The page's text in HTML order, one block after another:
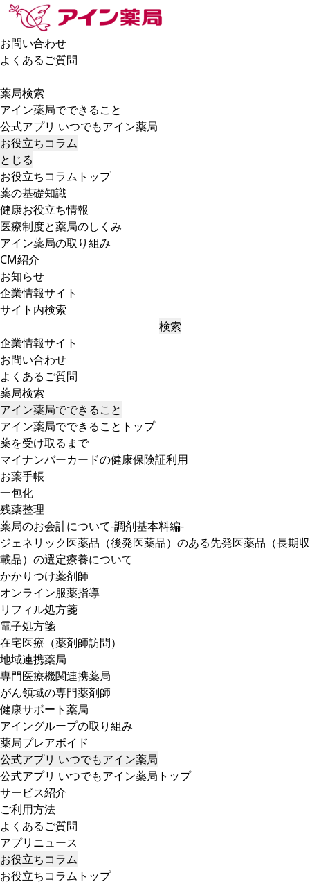
お問い合わせ
よくあるご質問
薬局検索
アイン薬局でできること
公式アプリ いつでもアイン薬局
お役立ちコラム
とじる
お役立ちコラムトップ
薬の基礎知識
健康お役立ち情報
医療制度と薬局のしくみ
アイン薬局の取り組み
CM紹介
お知らせ
企業情報サイト
サイト内検索
検索
企業情報サイト
お問い合わせ
よくあるご質問
薬局検索
アイン薬局でできること
アイン薬局でできることトップ
薬を受け取るまで
マイナンバーカードの健康保険証利用
お薬手帳
一包化
残薬整理
薬局のお会計について-調剤基本料編-
ジェネリック医薬品（後発医薬品）のある先発医薬品（長期収
載品）の選定療養について
かかりつけ薬剤師
オンライン服薬指導
リフィル処方箋
電子処方箋
在宅医療（薬剤師訪問）
地域連携薬局
専門医療機関連携薬局
がん領域の専門薬剤師
健康サポート薬局
アイングループの取り組み
薬局プレアボイド
公式アプリ いつでもアイン薬局
公式アプリ いつでもアイン薬局トップ
サービス紹介
ご利用方法
よくあるご質問
アプリニュース
お役立ちコラム
お役立ちコラムトップ